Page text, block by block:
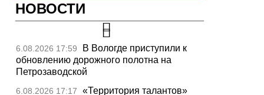
НОВОСТИ
6.08.2026 17:59
В Вологде приступили к
обновлению дорожного полотна на
Петрозаводской
6.08.2026 17:17
«Территория талантов»